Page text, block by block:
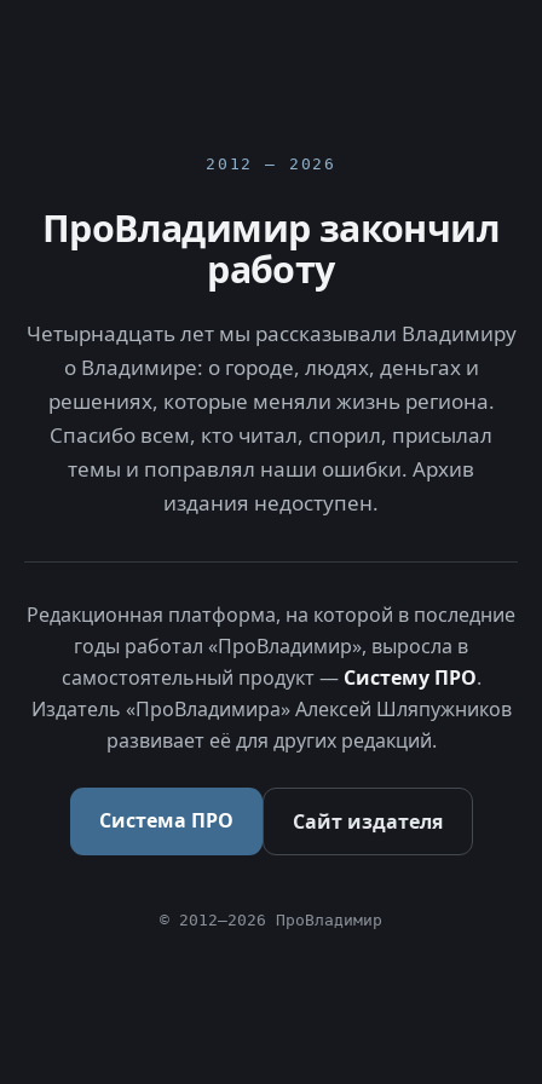
2012 — 2026
ПроВладимир закончил
работу
Четырнадцать лет мы рассказывали Владимиру
о Владимире: о городе, людях, деньгах и
решениях, которые меняли жизнь региона.
Спасибо всем, кто читал, спорил, присылал
темы и поправлял наши ошибки. Архив
издания недоступен.
Редакционная платформа, на которой в последние
годы работал «ПроВладимир», выросла в
самостоятельный продукт — Систему ПРО.
Издатель «ПроВладимира» Алексей Шляпужников
развивает её для других редакций.
Система ПРО Сайт издателя
© 2012–2026 ПроВладимир